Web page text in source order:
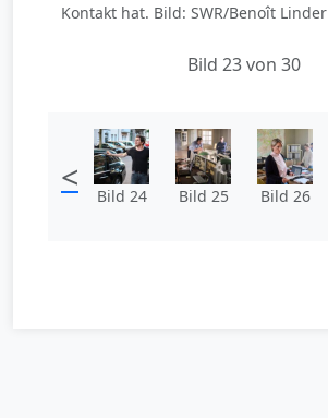
Kontakt hat. Bild: SWR/Benoît Linder
Bild 23 von 30
< Bild 24 Bild 25 Bild 26